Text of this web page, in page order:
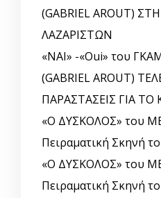
(GABRIEL AROUT)
ΛΑΖΑΡΙΣΤΩΝ
«ΝΑΙ» -«Oui» του
(GABRIEL AROUT)
ΠΑΡΑΣΤΑΣΕΙΣ ΓΙΑ ΤΟ
«Ο ΔΥΣΚΟΛΟΣ» του
Πειραματική Σκηνή
«Ο ΔΥΣΚΟΛΟΣ» του
Πειραματική Σκηνή